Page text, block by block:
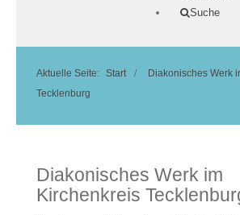
Suche
Aktuelle Seite: Start
Diakonisches Werk
Tecklenburg
Diakonisches Werk im
Kirchenkreis